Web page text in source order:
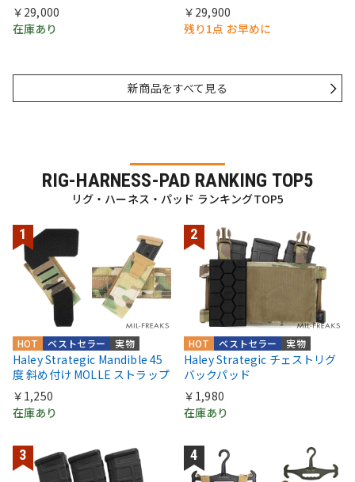
￥29,000
在庫あり
￥29,900
残り1点 お早めに
新商品をすべて見る
RIG-HARNESS-PAD RANKING TOP5
リグ・ハーネス・パッド ランキングTOP5
実物
ベストセラー
HOT
Haley Strategic Mandible 45
度 斜め付け MOLLE ストラップ
￥1,250
在庫あり
実物
ベストセラー
HOT
Haley Strategic チェストリグ
バックパッド
￥1,980
在庫あり